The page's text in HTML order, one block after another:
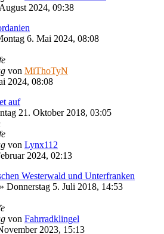
2024, 09:38
6. Mai 2024, 08:08
von MiThoTyN
2024, 08:08
auf
21. Oktober 2018, 03:05
von Lynx112
2024, 02:13
Westerwald und Unterfranken
» Donnerstag 5. Juli 2018, 14:53
von Fahrradklingel
2023, 15:13